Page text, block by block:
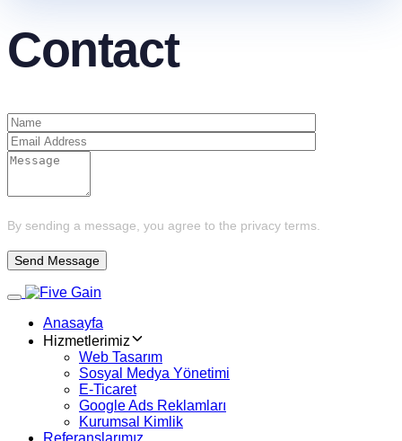
Contact
By sending a message, you agree to the privacy terms.
Toggle navigation
Anasayfa
Hizmetlerimiz
Web Tasarım
Sosyal Medya Yönetimi
E-Ticaret
Google Ads Reklamları
Kurumsal Kimlik